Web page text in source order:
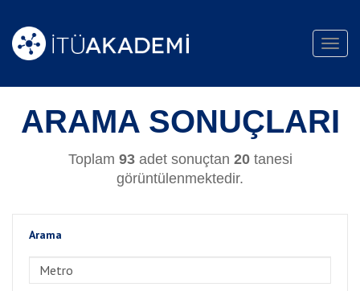
ARAMA SONUÇLARI
Toplam 93adet sonuçtan 20tanesi
görüntülenmektedir.
Arama